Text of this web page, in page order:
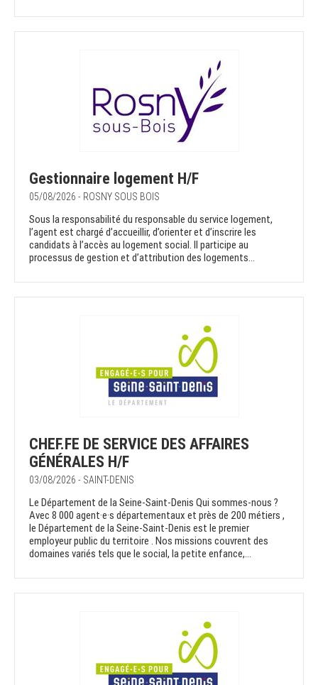
Gestionnaire logement H/F
05/08/2026 - ROSNY SOUS BOIS
Sous la responsabilité du responsable du service logement,
l’agent est chargé d’accueillir, d’orienter et d’inscrire les
candidats à l’accès au logement social. Il participe au
processus de gestion et d’attribution des logements...
CHEF.FE DE SERVICE DES AFFAIRES
GÉNÉRALES H/F
03/08/2026 - SAINT-DENIS
Le Département de la Seine-Saint-Denis Qui sommes-nous ?
Avec 8 000 agent·e·s départementaux et près de 200 métiers ,
le Département de la Seine-Saint-Denis est le premier
employeur public du territoire . Nos missions couvrent des
domaines variés tels que le social, la petite enfance,...